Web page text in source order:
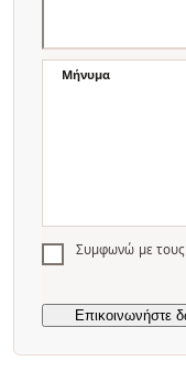
Μήνυμα
Συμφωνώ με τους